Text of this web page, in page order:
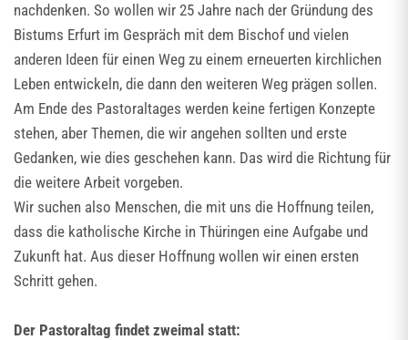
nachdenken. So wollen wir 25 Jahre nach der Gründung des
Bistums Erfurt im Gespräch mit dem Bischof und vielen
anderen Ideen für einen Weg zu einem erneuerten kirchlichen
Leben entwickeln, die dann den weiteren Weg prägen sollen.
Am Ende des Pastoraltages werden keine fertigen Konzepte
stehen, aber Themen, die wir angehen sollten und erste
Gedanken, wie dies geschehen kann. Das wird die Richtung für
die weitere Arbeit vorgeben.
Wir suchen also Menschen, die mit uns die Hoffnung teilen,
dass die katholische Kirche in Thüringen eine Aufgabe und
Zukunft hat. Aus dieser Hoffnung wollen wir einen ersten
Schritt gehen.
Der Pastoraltag findet zweimal statt: